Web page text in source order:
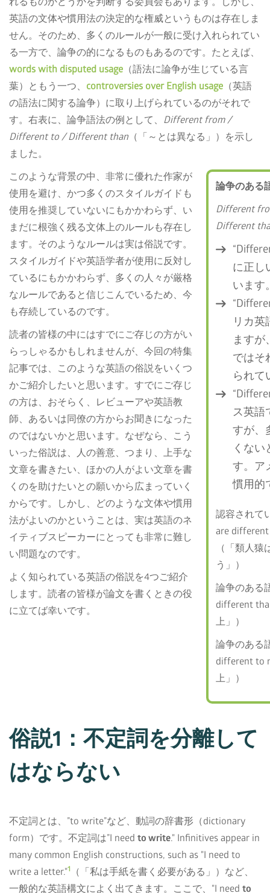
れるものかどうかを判断する委員会もあります。しかし、
英語の文体や慣用法の決定的な権威というものは存在しま
せん。そのため、多くのルールが一般に受け入れられてい
る一方で、論争の的になるものもあるのです。たとえば、
words with disputed usage （語法に論争が生じている言
葉）ともう一つ、 controversies over English usage （英語
の語法に関する論争）に取り上げられているのがそれで
す。右表に、論争語法の例として、 Different from /
Different to / Different than （「～とは異なる」）を示し
ました。
論争のある
Different
Different
に正し
います
リカ英
ますが
ではそ
られて
ス英語
すが、
くない
す。ア
慣用的
認容されて
are
（「類人
う」）
論争のある
different
上」）
論争のある
different to
上」）
このような背景の中、非常に優れた作家が
使用を避け、かつ多くのスタイルガイドも
使用を推奨していないにもかかわらず、い
まだに根強く残る文体上のルールも存在し
ます。そのようなルールは実は俗説です。
スタイルガイドや英語学者が使用に反対し
ているにもかかわらず、多くの人々が厳格
なルールであると信じこんでいるため、今
も存続しているのです。
読者の皆様の中にはすでにご存じの方がい
らっしゃるかもしれませんが、今回の特集
記事では、このような英語の俗説をいくつ
かご紹介したいと思います。すでにご存じ
の方は、おそらく、レビューアや英語教
師、あるいは同僚の方からお聞きになった
のではないかと思います。なぜなら、こう
いった俗説は、人の善意、つまり、上手な
文章を書きたい、ほかの人がよい文章を書
くのを助けたいとの願いから広まっていく
からです。しかし、どのような文体や慣用
法がよいのかということは、実は英語のネ
イティブスピーカーにとっても非常に難し
い問題なのです。
よく知られている英語の俗説を4つご紹介
します。読者の皆様が論文を書くときの役
に立てば幸いです。
俗説1：不定詞を分離して
はならない
不定詞とは、”to write”など、動詞の辞書形（dictionary
form）です。不定詞は”I need to write." Infinitives appear in
many common English constructions, such as "I need to
write a letter."1
（「私は手紙を書く必要がある」）など、
一般的な英語構文によく出てきます。ここで、"I need to